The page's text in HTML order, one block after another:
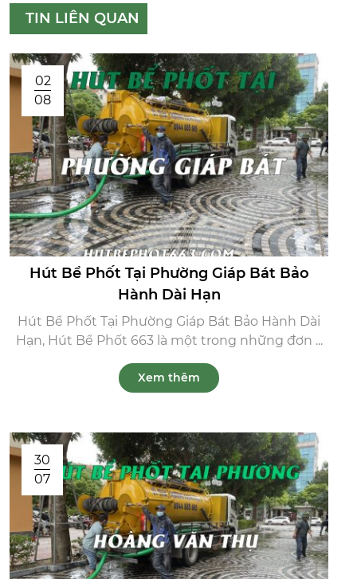
TIN LIÊN QUAN
02
08
Hút Bể Phốt Tại Phường Giáp Bát Bảo
Hành Dài Hạn
Hút Bể Phốt Tại Phường Giáp Bát Bảo Hành Dài
Hạn, Hút Bể Phốt 663 là một trong những đơn ...
Xem thêm
30
07